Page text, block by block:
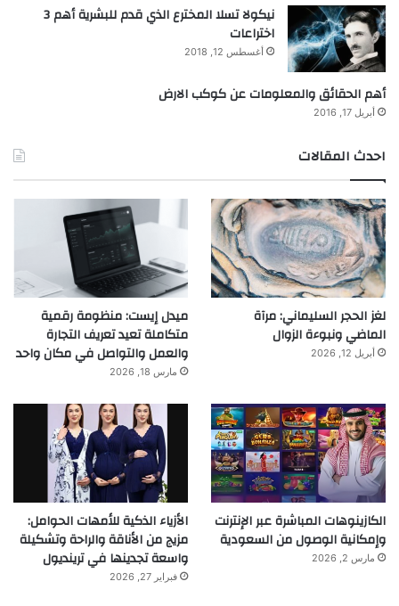
نيكولا تسلا المخترع الذي قدم للبشرية أهم 3
اختراعات
أغسطس 12, 2018
أهم الحقائق والمعلومات عن كوكب الارض
أبريل 17, 2016
احدث المقالات
لغز الحجر السليماني: مرآة
الماضي ونبوءة الزوال
أبريل 12, 2026
ميدل إيست: منظومة رقمية
متكاملة تعيد تعريف التجارة
والعمل والتواصل في مكان واحد
مارس 18, 2026
الكازينوهات المباشرة عبر الإنترنت
وإمكانية الوصول من السعودية
مارس 2, 2026
الأزياء الذكية للأمهات الحوامل:
مزيج من الأناقة والراحة وتشكيلة
واسعة تجدينها في ترينديول
فبراير 27, 2026